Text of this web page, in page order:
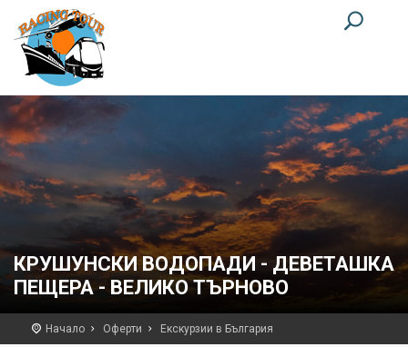
КРУШУНСКИ ВОДОПАДИ - ДЕВЕТАШКА
ПЕЩЕРА - ВЕЛИКО ТЪРНОВО
Начало Оферти Екскурзии в България